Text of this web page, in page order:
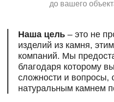
до вашего
Наша цель – это не
изделий из камня,
компаний. Мы
благодаря которому
сложности и вопросы,
натуральным камнем